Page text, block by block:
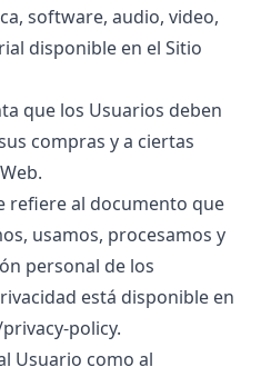
software, audio, video,
disponible en el Sitio
que los Usuarios deben
compras y a ciertas
refiere al documento que
usamos, procesamos y
personal de los
está disponible en
policy.
Usuario como al